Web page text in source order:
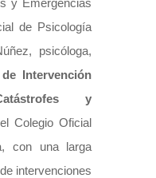
y Emergencias
de Psicología
psicóloga,
Intervención
y
Colegio Oficial
con una larga
intervenciones